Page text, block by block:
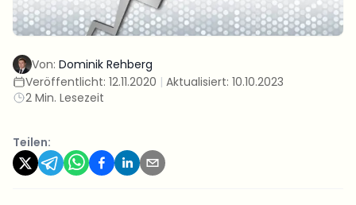
Von: Dominik Rehberg
Veröffentlicht: 12.11.2020 | Aktualisiert: 10.10.2023
2 Min. Lesezeit
Teilen: